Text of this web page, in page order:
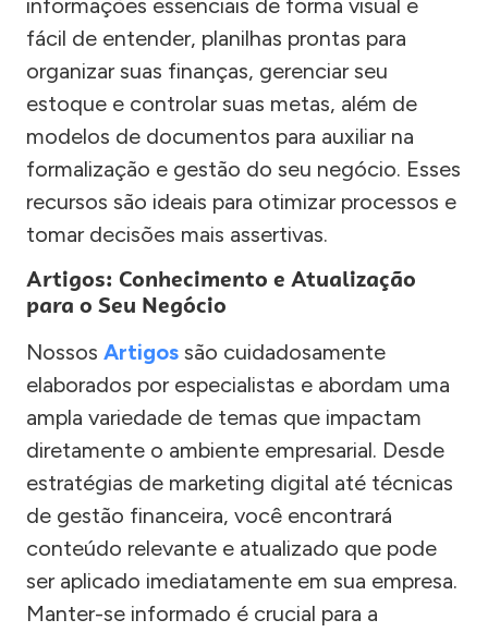
informações essenciais de forma visual e
fácil de entender, planilhas prontas para
organizar suas finanças, gerenciar seu
estoque e controlar suas metas, além de
modelos de documentos para auxiliar na
formalização e gestão do seu negócio. Esses
recursos são ideais para otimizar processos e
tomar decisões mais assertivas.
Artigos: Conhecimento e Atualização
para o Seu Negócio
Nossos Artigos são cuidadosamente
elaborados por especialistas e abordam uma
ampla variedade de temas que impactam
diretamente o ambiente empresarial. Desde
estratégias de marketing digital até técnicas
de gestão financeira, você encontrará
conteúdo relevante e atualizado que pode
ser aplicado imediatamente em sua empresa.
Manter-se informado é crucial para a